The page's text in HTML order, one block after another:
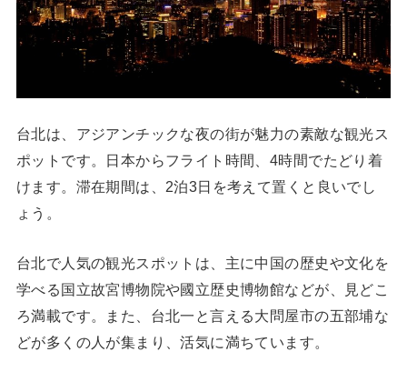
台北は、アジアンチックな夜の街が魅力の素敵な観光ス
ポットです。日本からフライト時間、4時間でたどり着
けます。滞在期間は、2泊3日を考えて置くと良いでし
ょう。
台北で人気の観光スポットは、主に中国の歴史や文化を
学べる国立故宮博物院や國立歴史博物館などが、見どこ
ろ満載です。また、台北一と言える大問屋市の五部埔な
どが多くの人が集まり、活気に満ちています。